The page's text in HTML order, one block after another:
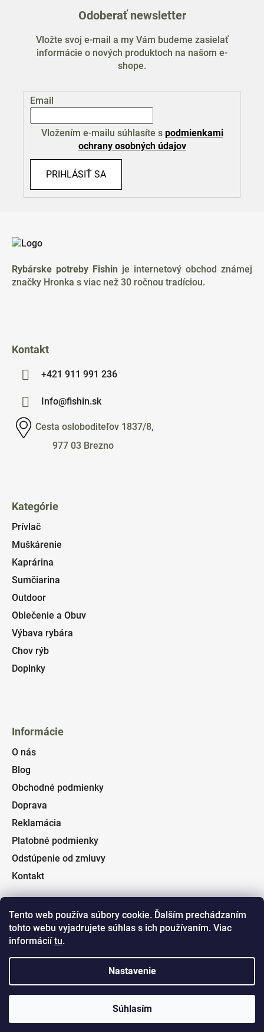
Tento web používa súbory cookie. Ďalším prechádzaním
tohto webu vyjadrujete súhlas s ich používaním. Viac
informáciítu.
Nastavenie
Súhlasím
Odoberať newsletter
Vložte svoj e-mail a my Vám budeme zasielať
informácie o nových produktoch na našom e-
shope.
Email
Vložením e-mailu súhlasíte s podmienkami
ochrany osobných údajov
PRIHLÁSIŤ SA
Rybárske potreby Fishin je internetový obchod známej
značky Hronka s viac než 30 ročnou tradíciou.
Kontakt
+421 911 991 236
Info@fishin.sk
Cesta osloboditeľov 1837/8,
977 03 Brezno
Kategórie
Prívlač
Muškárenie
Kaprárina
Sumčiarina
Outdoor
Oblečenie a Obuv
Výbava rybára
Chov rýb
Doplnky
Informácie
O nás
Blog
Obchodné podmienky
Doprava
Reklamácia
Platobné podmienky
Odstúpenie od zmluvy
Kontakt
Facebook
Vytvoril Shoptet a
Copyright 2026Fishin.sk. Všetky práva vyhradené.